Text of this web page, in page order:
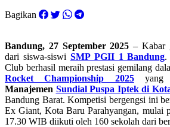
Bagikan
Bandung, 27 September 2025 – Kabar
dari siswa-siswi SMP PGII 1 Bandung.
Club berhasil meraih prestasi gemilang
Rocket Championship 2025yang
Manajemen Sundial Puspa Iptek di
Bandung Barat. Kompetisi bergengsi ini
Ex Giant, Kota Baru Parahyangan, mulai
17.30 WIB diikuti oleh 160 sekolah dari